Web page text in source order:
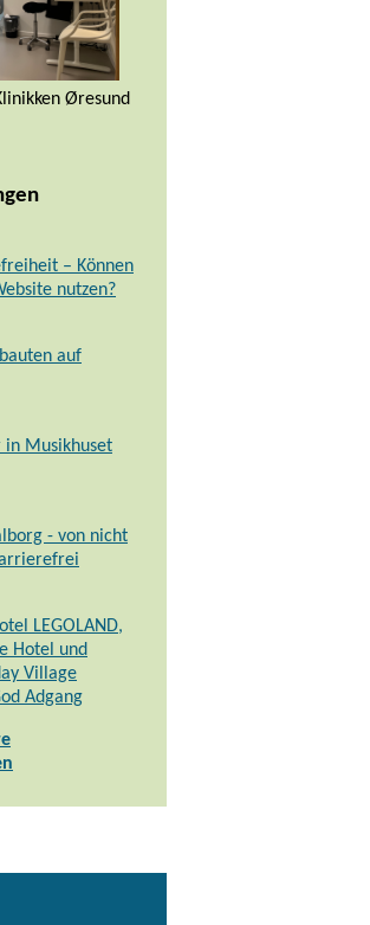
Øresund
– Können
nutzen?
auf
in Musikhuset
- von nicht
LEGOLAND,
Hotel und
Village
Adgang